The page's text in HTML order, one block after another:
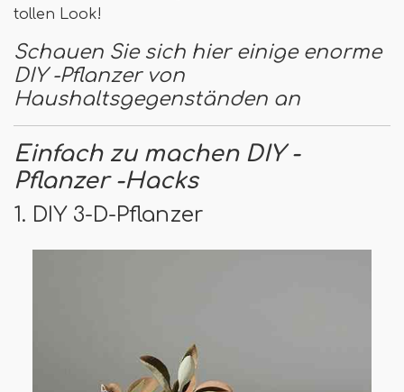
tollen Look!
Schauen Sie sich hier einige enorme
DIY -Pflanzer von
Haushaltsgegenständen an
Einfach zu machen DIY -
Pflanzer -Hacks
1. DIY 3-D-Pflanzer